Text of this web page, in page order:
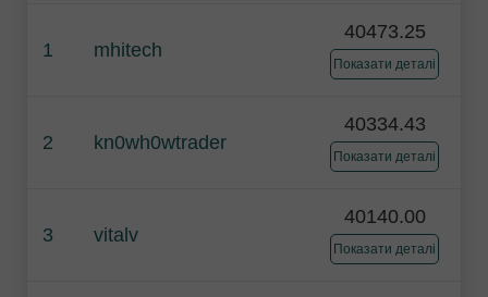
1 mhitech
40473.25
Показати деталі
2 kn0wh0wtrader
40334.43
Показати деталі
3 vitalv
40140.00
Показати деталі